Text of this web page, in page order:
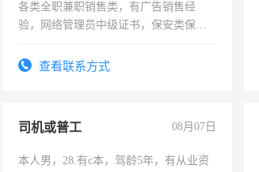
各类全职兼职销售类，有广告销售经
验，网络管理员中级证书，保安类保安
有高低压电工证和十几年工作经验
查看联系方式
司机或普工 08月07日
本人男，28.有c本，驾龄5年，有从业资